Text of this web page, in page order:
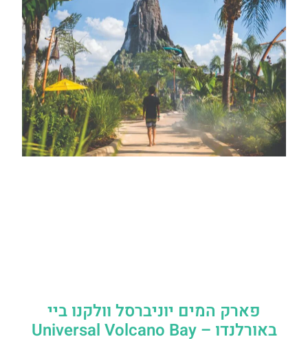
פארק המים יוניברסל וולקנו ביי
באורלנדו – Universal Volcano Bay